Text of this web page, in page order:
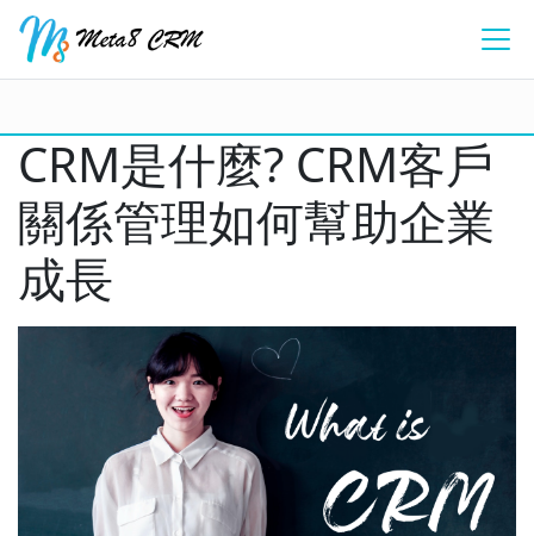
CRM是什麼? CRM客戶
關係管理如何幫助企業
成長